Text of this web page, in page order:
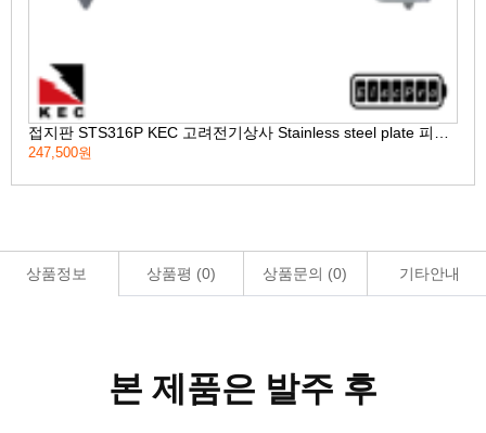
접지판 STS316P KEC 고려전기상사 Stainless steel plate 피뢰 접지자재 (착불)[주문제작상품 반품/환불불가]
247,500원
상품정보 상품평 (0) 상품문의 (0) 기타안내
본 제품은 발주 후